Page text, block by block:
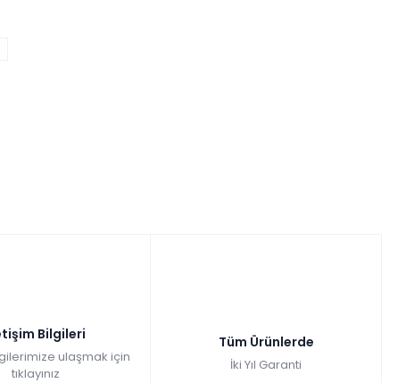
Bilgileri
ulaşmak için
tıklayınız
Tüm Ürünlerde
İki Yıl Garanti